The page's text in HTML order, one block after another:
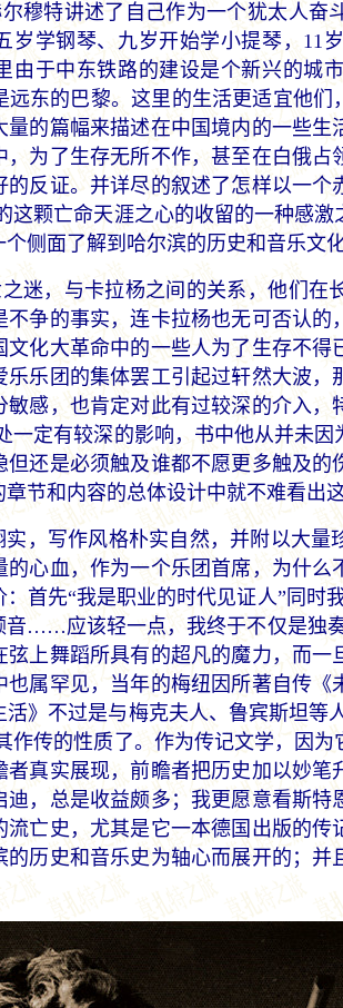
穆特讲述了自己作为一个犹太人奋
岁学钢琴、九岁开始学小提琴，11
由于中东铁路的建设是个新兴的城
远东的巴黎。这里的生活更适宜他
的篇幅来描述在中国境内的一些
为了生存无所不作，甚至在白俄
的反证。并详尽的叙述了怎样以一
这颗亡命天涯之心的收留的一种感
侧面了解到哈尔滨的历史和音乐文
迷，与卡拉杨之间的关系，他们在
不争的事实，连卡拉杨也无可否认
化大革命中的一些人为了生存不
乐乐团的集体罢工引起过轩然大波
感，也肯定对此有过较深的介入
一定有较深的影响，书中他从并未
但还是必须触及谁都不愿更多触及
节和内容的总体设计中就不难看出
，写作风格朴实自然，并附以大量
的心血，作为一个乐团首席，为什
首先“我是职业的时代见证人”同时
音……应该轻一点，我终于不仅是独
上舞蹈所具有的超凡的魔力，而
也属罕见，当年的梅纽因所著自传
》不过是与梅克夫人、鲁宾斯坦等
作传的性质了。作为传记文学，因
真实展现，前瞻者把历史加以妙
，总是收益颇多；我更愿意看斯
亡史，尤其是它一本德国出版的
的历史和音乐史为轴心而展开的；